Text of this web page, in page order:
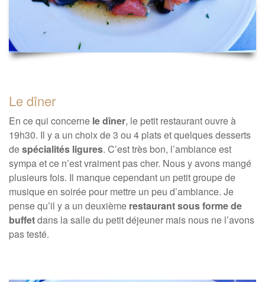
Le dîner
En ce qui concerne le dîner, le petit restaurant ouvre à
19h30. Il y a un choix de 3 ou 4 plats et quelques desserts
despécialités ligures. C’est très bon, l’ambiance est
sympa et ce n’est vraiment pas cher. Nous y avons mangé
plusieurs fois. Il manque cependant un petit groupe de
musique en soirée pour mettre un peu d’ambiance. Je
pense qu’il y a un deuxième restaurant sous forme de
buffetdans la salle du petit déjeuner mais nous ne l’avons
pas testé.